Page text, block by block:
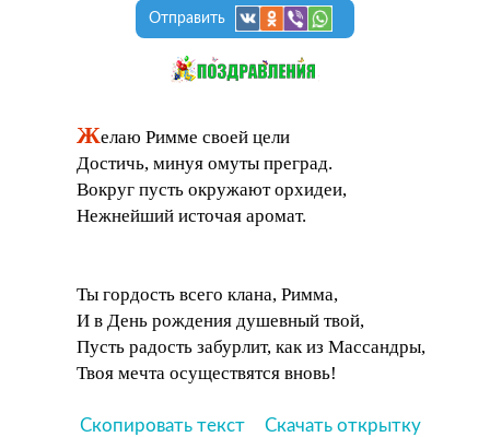
Отправить
Желаю Римме своей цели
Достичь, минуя омуты преград.
Вокруг пусть окружают орхидеи,
Нежнейший источая аромат.
Ты гордость всего клана, Римма,
И в День рождения душевный твой,
Пусть радость забурлит, как из Массандры,
Твоя мечта осуществятся вновь!
Скопировать текст Скачать открытку